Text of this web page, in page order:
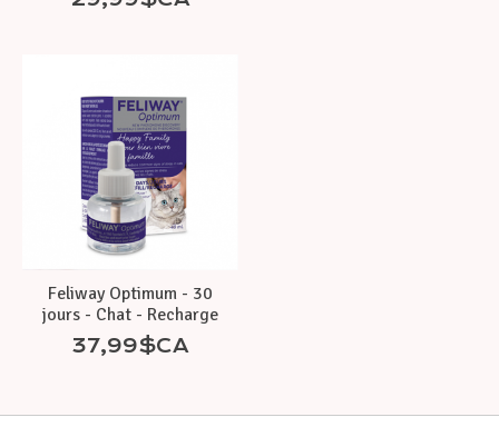
Feliway Optimum - 30
jours - Chat - Recharge
37,99$CA